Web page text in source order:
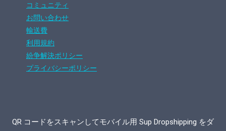
コミュニティ
お問い合わせ
輸送費
利用規約
紛争解決ポリシー
プライバシーポリシー
QR コードをスキャンしてモバイル用 Sup Dropshipping をダ